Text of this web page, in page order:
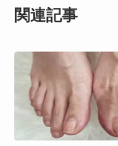
関連記事